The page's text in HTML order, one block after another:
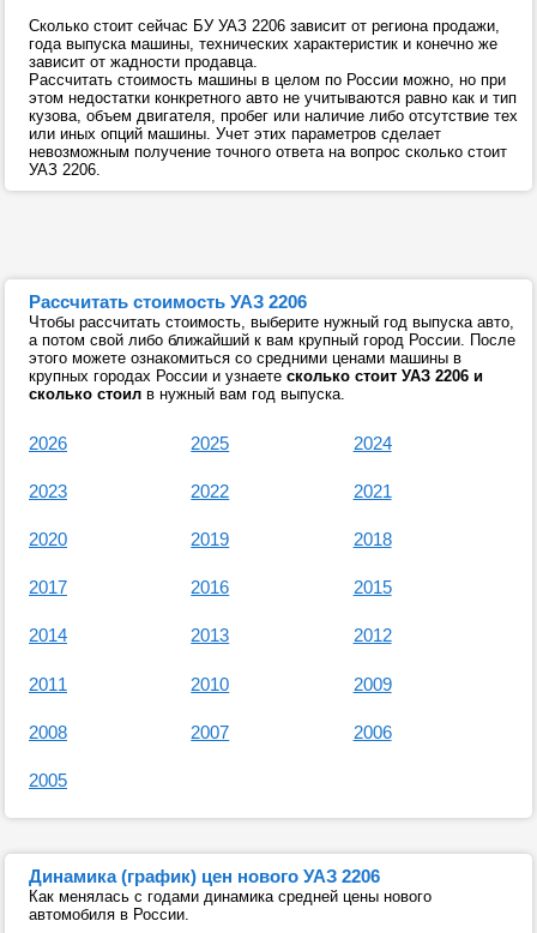
Сколько стоит сейчас БУ УАЗ 2206 зависит от региона продажи,
года выпуска машины, технических характеристик и конечно же
зависит от жадности продавца.
Рассчитать стоимость машины в целом по России можно, но при
этом недостатки конкретного авто не учитываются равно как и тип
кузова, объем двигателя, пробег или наличие либо отсутствие тех
или иных опций машины. Учет этих параметров сделает
невозможным получение точного ответа на вопрос сколько стоит
УАЗ 2206.
Рассчитать стоимость УАЗ 2206
Чтобы рассчитать стоимость, выберите нужный год выпуска авто,
а потом свой либо ближайший к вам крупный город России. После
этого можете ознакомиться со средними ценами машины в
крупных городах России и узнаете сколько стоит УАЗ 2206 и
сколько стоил в нужный вам год выпуска.
2026 2025 2024
2023 2022 2021
2020 2019 2018
2017 2016 2015
2014 2013 2012
2011 2010 2009
2008 2007 2006
2005
Динамика (график) цен нового УАЗ 2206
Как менялась с годами динамика средней цены нового
автомобиля в России.